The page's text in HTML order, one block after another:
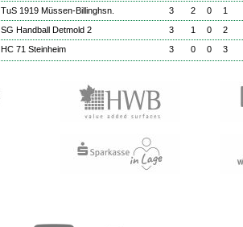
TuS 1919 Müssen-Billinghsn. 3 2 0 1
SG Handball Detmold 2 3 1 0 2
HC 71 Steinheim 3 0 0 3